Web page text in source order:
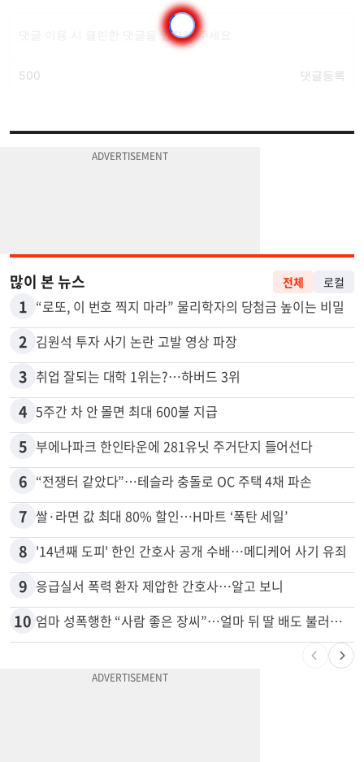
많이 본 뉴스
1 “로또, 이 번호 찍지 마라” 물리학자의 당첨금 높이는 비밀
2 김원석 투자 사기 논란 고발 영상 파장
3 취업 잘되는 대학 1위는?…하버드 3위
4 5주간 차 안 몰면 최대 600불 지급
5 부에나파크 한인타운에 281유닛 주거단지 들어선다
6 “전쟁터 같았다”…테슬라 충돌로 OC 주택 4채 파손
7 쌀·라면 값 최대 80% 할인…H마트 ‘폭탄 세일’
8 '14년째 도피' 한인 간호사 공개 수배…메디케어 사기 유죄
9 응급실서 폭력 환자 제압한 간호사…알고 보니
엄마 성폭행한 “사람 좋은 장씨”…얼마 뒤 딸 배도 불러왔다